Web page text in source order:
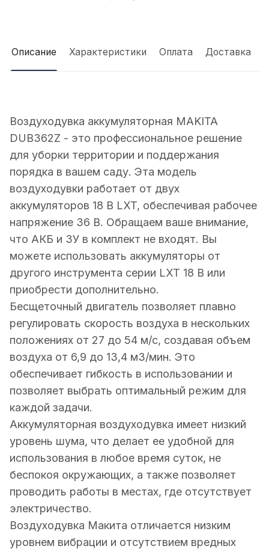
Описание Характеристики Оплата Доставка
Воздуходувка аккумуляторная MAKITA
DUB362Z - это профессиональное решение
для уборки территории и поддержания
порядка в вашем саду. Эта модель
воздуходувки работает от двух
аккумуляторов 18 В LXT, обеспечивая рабочее
напряжение 36 В. Обращаем ваше внимание,
что АКБ и ЗУ в комплект не входят. Вы
можете использовать аккумуляторы от
другого инструмента серии LXT 18 В или
приобрести дополнительно.
Бесщеточный двигатель позволяет плавно
регулировать скорость воздуха в нескольких
положениях от 27 до 54 м/с, создавая объем
воздуха от 6,9 до 13,4 м3/мин. Это
обеспечивает гибкость в использовании и
позволяет выбрать оптимальный режим для
каждой задачи.
Аккумуляторная воздуходувка имеет низкий
уровень шума, что делает ее удобной для
использования в любое время суток, не
беспокоя окружающих, а также позволяет
проводить работы в местах, где отсутствует
электричество.
Воздуходувка Макита отличается низким
уровнем вибрации и отсутствием вредных